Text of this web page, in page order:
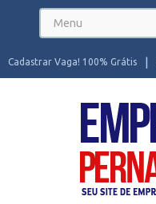
Cadastrar Vaga! 100% Grátis